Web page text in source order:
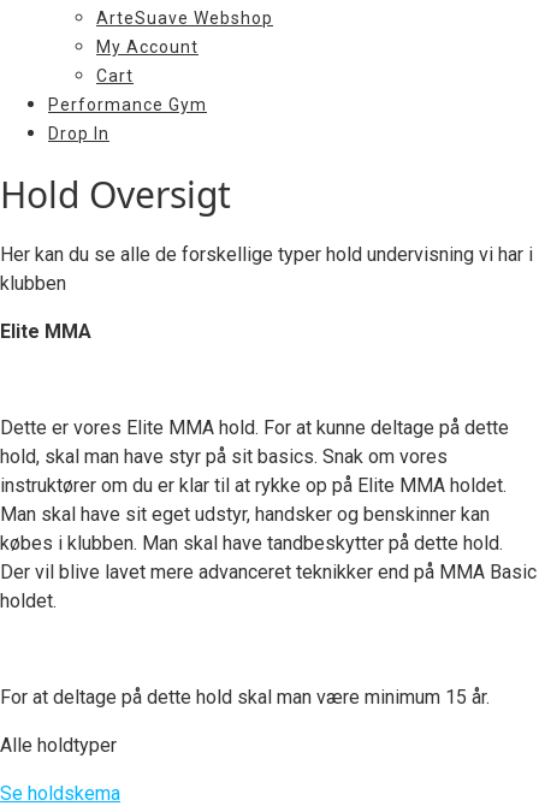
ArteSuave Webshop
My Account
Cart
Performance Gym
Drop In
Hold Oversigt
Her kan du se alle de forskellige typer hold undervisning vi har i
klubben
Elite MMA
Dette er vores Elite MMA hold. For at kunne deltage på dette
hold, skal man have styr på sit basics. Snak om vores
instruktører om du er klar til at rykke op på Elite MMA holdet.
Man skal have sit eget udstyr, handsker og benskinner kan
købes i klubben. Man skal have tandbeskytter på dette hold.
Der vil blive lavet mere advanceret teknikker end på MMA Basic
holdet.
For at deltage på dette hold skal man være minimum 15 år.
Alle holdtyper
Se holdskema